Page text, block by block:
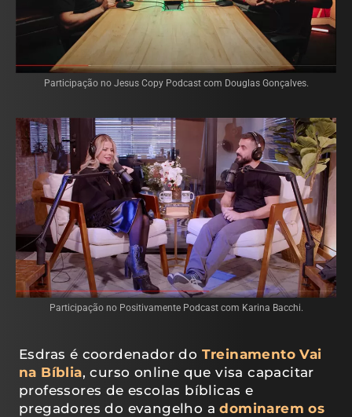
Participação no Jesus Copy Podcast com Douglas Gonçalves.
Participação no Positivamente Podcast com Karina Bacchi.
Esdras é coordenador do Treinamento Vai
na Bíblia, curso online que visa capacitar
professores de escolas bíblicas e
pregadores do evangelho adominarem os